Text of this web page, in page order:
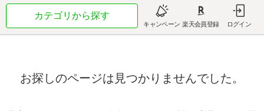
カテゴリから探す
キャンペーン 楽天会員登録 ログイン
お探しのページは見つかりませんでした。